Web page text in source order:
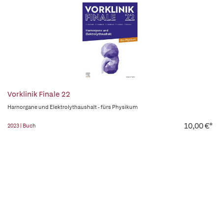
Vorklinik Finale 22
Harnorgane und Elektrolythaushalt - fürs Physikum
2023 | Buch 10,00 €*